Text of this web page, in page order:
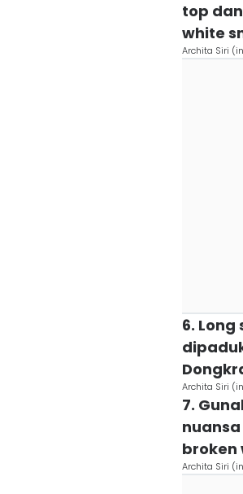
top
white
Archita Siri
6.
Archita Siri
7.
broken
Archita Siri